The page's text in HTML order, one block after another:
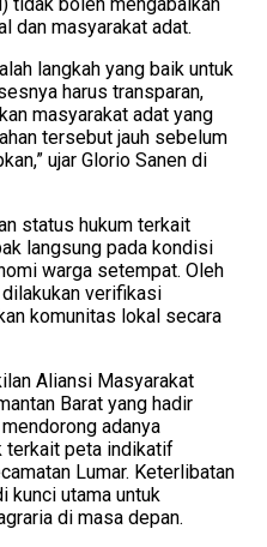
tidak boleh mengabaikan
dan masyarakat adat.
langkah yang baik untuk
harus transparan,
masyarakat adat yang
tersebut jauh sebelum
ujar Glorio Sanen di
status hukum terkait
langsung pada kondisi
warga setempat. Oleh
verifikasi
komunitas lokal secara
Aliansi Masyarakat
Barat yang hadir
adanya
terkait peta indikatif
Lumar. Keterlibatan
kunci utama untuk
di masa depan.